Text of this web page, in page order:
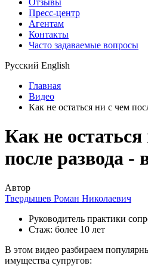
Отзывы
Пресс-центр
Агентам
Контакты
Часто задаваемые вопросы
Русский English
Главная
Видео
Как не остаться ни с чем
Как не
после развода -
Автор
Твердышев Роман Николаевич
Руководитель практики
Стаж: более 10 лет
В этом видео разбираем
имущества супругов: